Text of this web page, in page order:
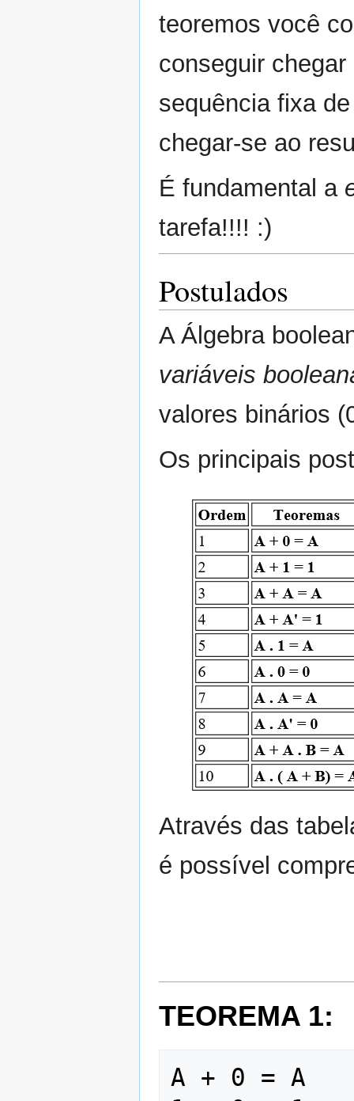
teoremos você
conseguir
sequência fixa
chegar-se ao
É fundamental a
tarefa!!!! :)
Postulados
A Álgebra
variáveis
valores binários
Os principais
Através das
é possível
TEOREMA 1:
A + 0 = A